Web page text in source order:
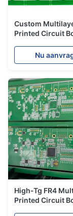
Custom
Printed Circuit
Nu
High-Tg FR4
Printed Circuit